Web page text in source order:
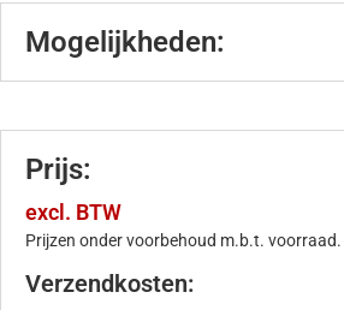
Mogelijkheden:
Prijs:
excl. BTW
Prijzen onder voorbehoud m.b.t. voorraad.
Verzendkosten: